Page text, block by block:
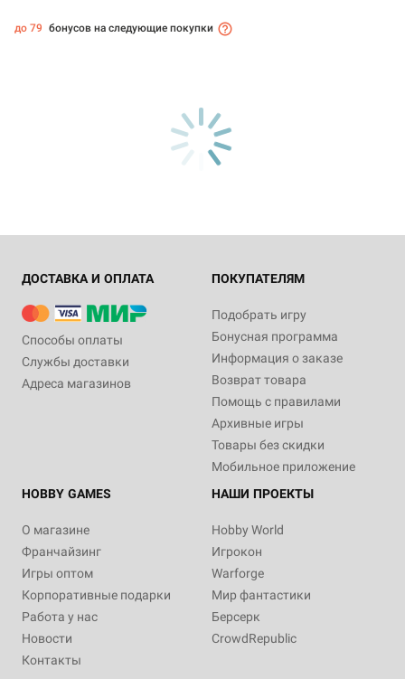
до 79 бонусов на следующие покупки
ДОСТАВКА И ОПЛАТА
Способы оплаты
Службы доставки
Адреса магазинов
ПОКУПАТЕЛЯМ
Подобрать игру
Бонусная программа
Информация о заказе
Возврат товара
Помощь с правилами
Архивные игры
Товары без скидки
Мобильное приложение
HOBBY GAMES
О магазине
Франчайзинг
Игры оптом
Корпоративные подарки
Работа у нас
Новости
Контакты
НАШИ ПРОЕКТЫ
Hobby World
Игрокон
Warforge
Мир фантастики
Берсерк
CrowdRepublic